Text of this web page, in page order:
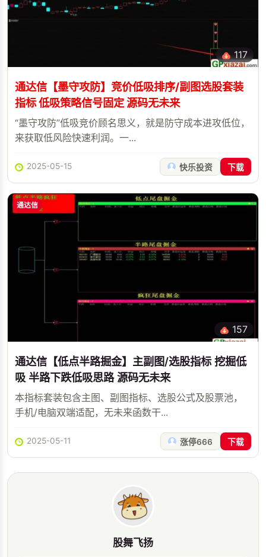
117
通达信【墨守攻防】竞价低吸排序/副图选股套装
指标 低吸策略信号固定 源码无未来
“墨守攻防”低吸竞价顾名思义，就是防守成本进攻低位，
来获取低风险快速利润。一...
2025-05-15 快乐投资 下载
通达信
157
通达信【低点半路掘金】主副图/选股指标 挖掘低
吸 半路下跌低吸思路 源码无未来
本指标套装包含主图、副图指标、选股公式及股票池，
手机/电脑双端适配，无未来函数干...
2025-05-11 涨停666 下载
股舞飞扬